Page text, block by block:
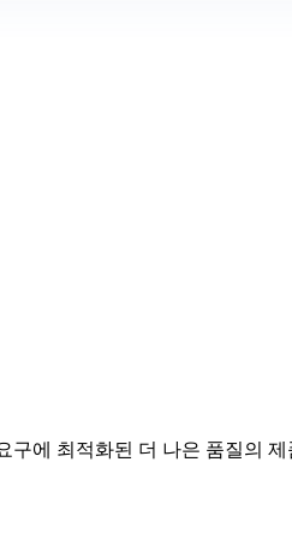
구에 최적화된 더 나은 품질의 제